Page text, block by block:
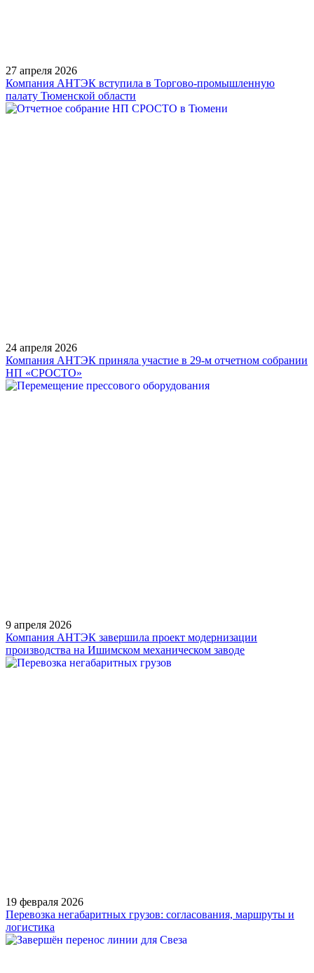
27 апреля 2026
Компания АНТЭК вступила в Торгово-промышленную
палату Тюменской области
24 апреля 2026
Компания АНТЭК приняла участие в 29-м отчетном собрании
НП «СРОСТО»
9 апреля 2026
Компания АНТЭК завершила проект модернизации
производства на Ишимском механическом заводе
19 февраля 2026
Перевозка негабаритных грузов: согласования, маршруты и
логистика